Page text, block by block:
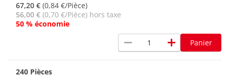
67,20 € (0,84 €/Pièce)
56,00 € (0,70 €/Pièce) hors taxe
50 % économie
remove add Panier
240 Pièces